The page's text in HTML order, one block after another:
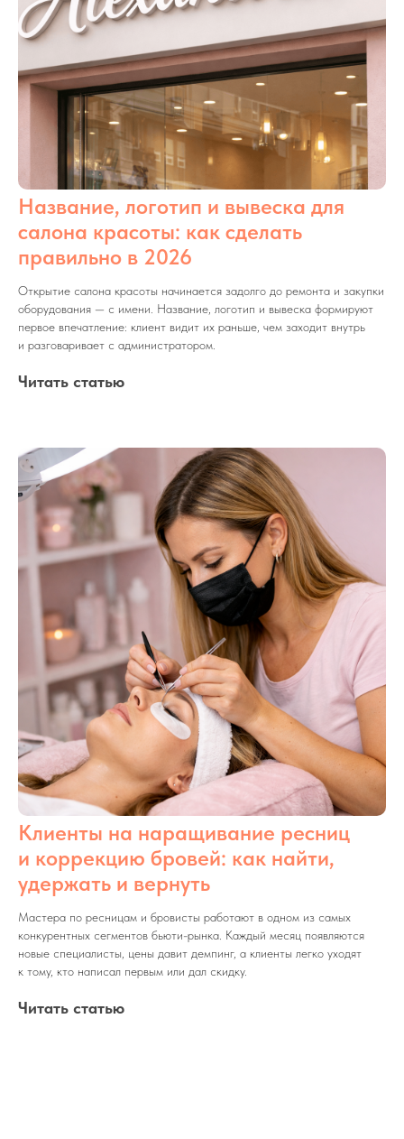
Название, логотип и вывеска для
салона красоты: как сделать
правильно в 2026
Открытие салона красоты начинается задолго до ремонта и закупки
оборудования — с имени. Название, логотип и вывеска формируют
первое впечатление: клиент видит их раньше, чем заходит внутрь
и разговаривает с администратором.
Читать статью
Клиенты на наращивание ресниц
и коррекцию бровей: как найти,
удержать и вернуть
Мастера по ресницам и бровисты работают в одном из самых
конкурентных сегментов бьюти-рынка. Каждый месяц появляются
новые специалисты, цены давит демпинг, а клиенты легко уходят
к тому, кто написал первым или дал скидку.
Читать статью